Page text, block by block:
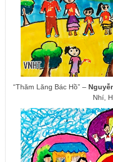
“Thăm Lăng Bác Hồ” –
Nhí,